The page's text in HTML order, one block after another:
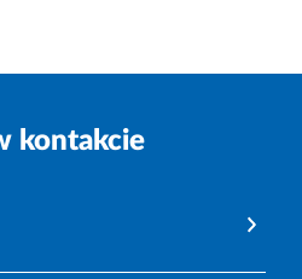
kontakcie